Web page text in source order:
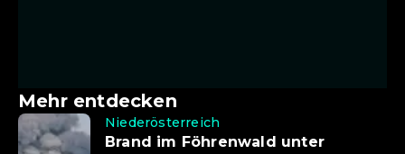
Mehr entdecken
Niederösterreich
Brand im Föhrenwald unter